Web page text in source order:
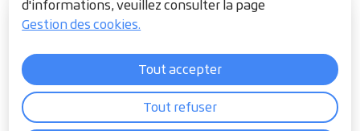
Gestion des cookies.
Tout accepter
Tout refuser